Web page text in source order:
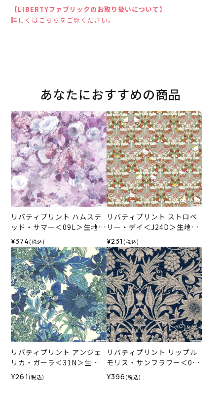
【LIBERTYファブリックのお取り扱いについて】
詳しくはこちらをご覧ください。
あなたにおすすめの商品
リバティプリント ハムステ
ッド・サマー＜09L＞生地
（ホビーラホビーレオリジ
ナル）2026SS
¥374 (税込)
リバティプリント ストロベ
リー・デイ＜J24D＞生地
（リバティ・ファブリック
ス）2024AW
¥231 (税込)
リバティプリント アンジェ
リカ・ガーラ＜31N＞生地
（ホビーラホビーレオリジ
ナル）2025SS
¥261 (税込)
リバティプリント リップル
モリス・サンフラワー＜07
N＞生地 （ホビーラホビー
レオリジナル）2026SS
¥396 (税込)